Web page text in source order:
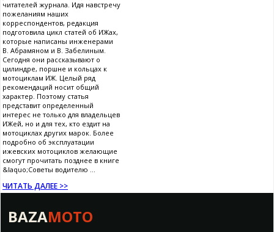
читателей журнала. Идя навстречу
пожеланиям наших
корреспондентов, редакция
подготовила цикл статей об ИЖах,
которые написаны инженерами
В. Абрамяном и В. Забелиным.
Сегодня они рассказывают о
цилиндре, поршне и кольцах к
мотоциклам ИЖ. Целый ряд
рекомендаций носит общий
характер. Поэтому статья
представит определенный
интерес не только для владельцев
ИЖей, но и для тех, кто ездит на
мотоциклах других марок. Более
подробно об эксплуатации
ижевских мотоциклов желающие
смогут прочитать позднее в книге
&laquo;Советы водителю ...
ЧИТАТЬ ДАЛЕЕ >>
BAZAMOTO